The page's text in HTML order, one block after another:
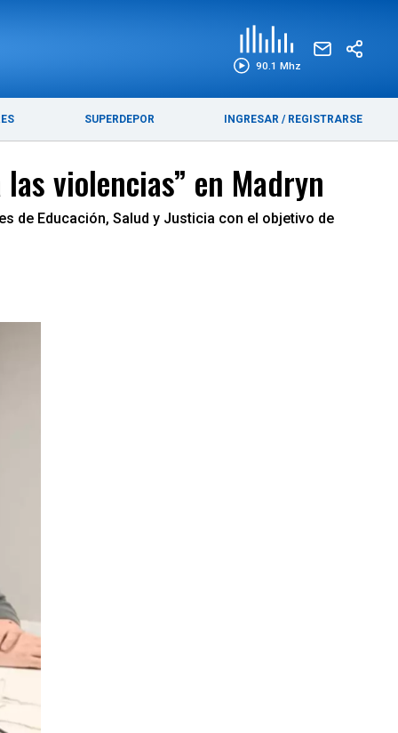
90.1 Mhz
SUPERDEPOR INGRESAR / REGISTRARSE
violencias” en Madryn
de Educación, Salud y Justicia con el objetivo de